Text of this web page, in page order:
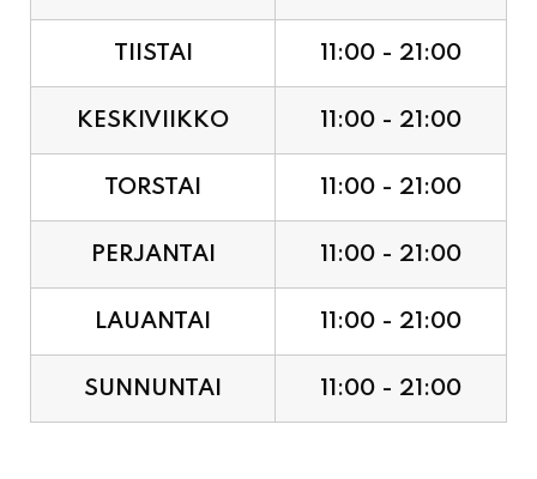
TIISTAI 11:00 - 21:00
KESKIVIIKKO 11:00 - 21:00
TORSTAI 11:00 - 21:00
PERJANTAI 11:00 - 21:00
LAUANTAI 11:00 - 21:00
SUNNUNTAI 11:00 - 21:00